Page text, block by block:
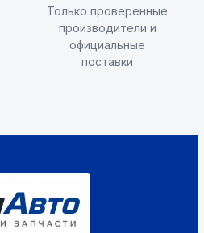
Только проверенные
производители и
официальные
поставки